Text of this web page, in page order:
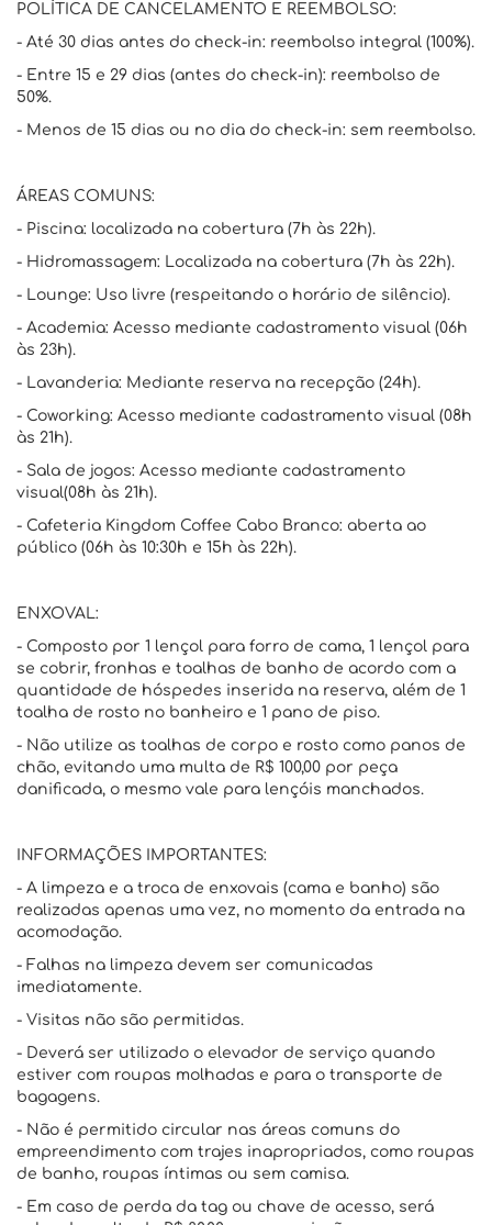
POLÍTICA DE CANCELAMENTO E REEMBOLSO:
- Até 30 dias antes do check-in: reembolso integral (100%).
- Entre 15 e 29 dias (antes do check-in): reembolso de
50%.
- Menos de 15 dias ou no dia do check-in: sem reembolso.
ÁREAS COMUNS:
- Piscina: localizada na cobertura (7h às 22h).
- Hidromassagem: Localizada na cobertura (7h às 22h).
- Lounge: Uso livre (respeitando o horário de silêncio).
- Academia: Acesso mediante cadastramento visual (06h
às 23h).
- Lavanderia: Mediante reserva na recepção (24h).
- Coworking: Acesso mediante cadastramento visual (08h
às 21h).
- Sala de jogos: Acesso mediante cadastramento
visual(08h às 21h).
- Cafeteria Kingdom Coffee Cabo Branco: aberta ao
público (06h às 10:30h e 15h às 22h).
ENXOVAL:
- Composto por 1 lençol para forro de cama, 1 lençol para
se cobrir, fronhas e toalhas de banho de acordo com a
quantidade de hóspedes inserida na reserva, além de 1
toalha de rosto no banheiro e 1 pano de piso.
- Não utilize as toalhas de corpo e rosto como panos de
chão, evitando uma multa de R$ 100,00 por peça
danificada, o mesmo vale para lençóis manchados.
INFORMAÇÕES IMPORTANTES:
- A limpeza e a troca de enxovais (cama e banho) são
realizadas apenas uma vez, no momento da entrada na
acomodação.
- Falhas na limpeza devem ser comunicadas
imediatamente.
- Visitas não são permitidas.
- Deverá ser utilizado o elevador de serviço quando
estiver com roupas molhadas e para o transporte de
bagagens.
- Não é permitido circular nas áreas comuns do
empreendimento com trajes inapropriados, como roupas
de banho, roupas íntimas ou sem camisa.
- Em caso de perda da tag ou chave de acesso, será